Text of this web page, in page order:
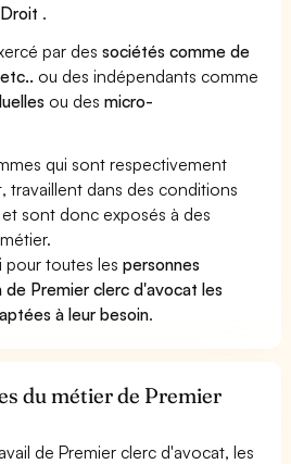
Droit .
par dessociétés comme de
ou des indépendants comme
ou desmicro-
qui sont respectivement
travaillent dans des conditions
sont donc exposés à des
pour toutes lespersonnes
Premier clerc d'avocat les
à leur besoin.
du métier de Premier
de Premier clerc d'avocat, les